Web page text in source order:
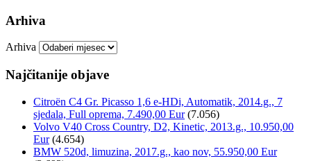
Arhiva
Arhiva
Najčitanije objave
Citroën C4 Gr. Picasso 1,6 e-HDi, Automatik, 2014.g., 7
sjedala, Full oprema, 7.490,00 Eur (7.056)
Volvo V40 Cross Country, D2, Kinetic, 2013.g., 10.950,00
Eur (4.654)
BMW 520d, limuzina, 2017.g., kao nov, 55.950,00 Eur